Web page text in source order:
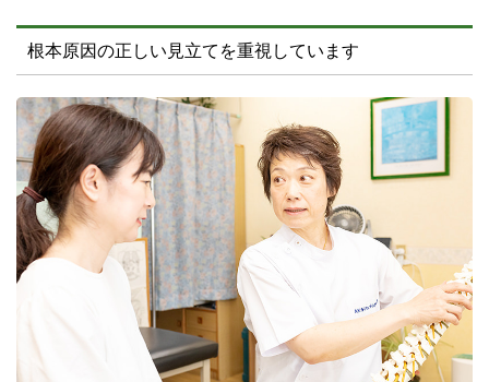
根本原因の正しい見立てを重視しています